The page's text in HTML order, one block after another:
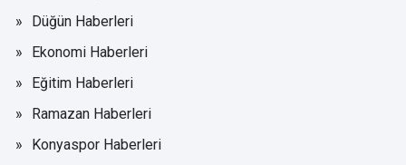
Düğün Haberleri
Ekonomi Haberleri
Eğitim Haberleri
Ramazan Haberleri
Konyaspor Haberleri